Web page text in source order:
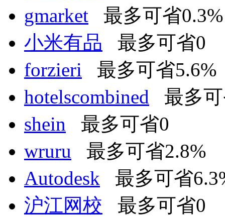
gmarket 最多可省0.3%
小米有品 最多可省0
forzieri 最多可省5.6%
hotelscombined 最多可
shein 最多可省0
wruru 最多可省2.8%
Autodesk 最多可省
沪江网校 最多可省0